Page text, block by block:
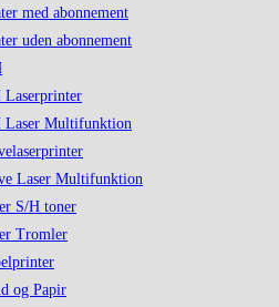
med abonnement
uden abonnement
Laserprinter
Laser Multifunktion
Laser Multifunktion
S/H toner
Tromler
og Papir